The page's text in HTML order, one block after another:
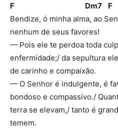
F
Bendize, ó minha alma, ao
nenhum de seus favores!
— Pois ele te perdoa toda
enfermidade;/ da sepultura
de carinho e compaixão.
— O Senhor é indulgente, é
bondoso e compassivo./
terra se elevam,/ tanto é
temem.